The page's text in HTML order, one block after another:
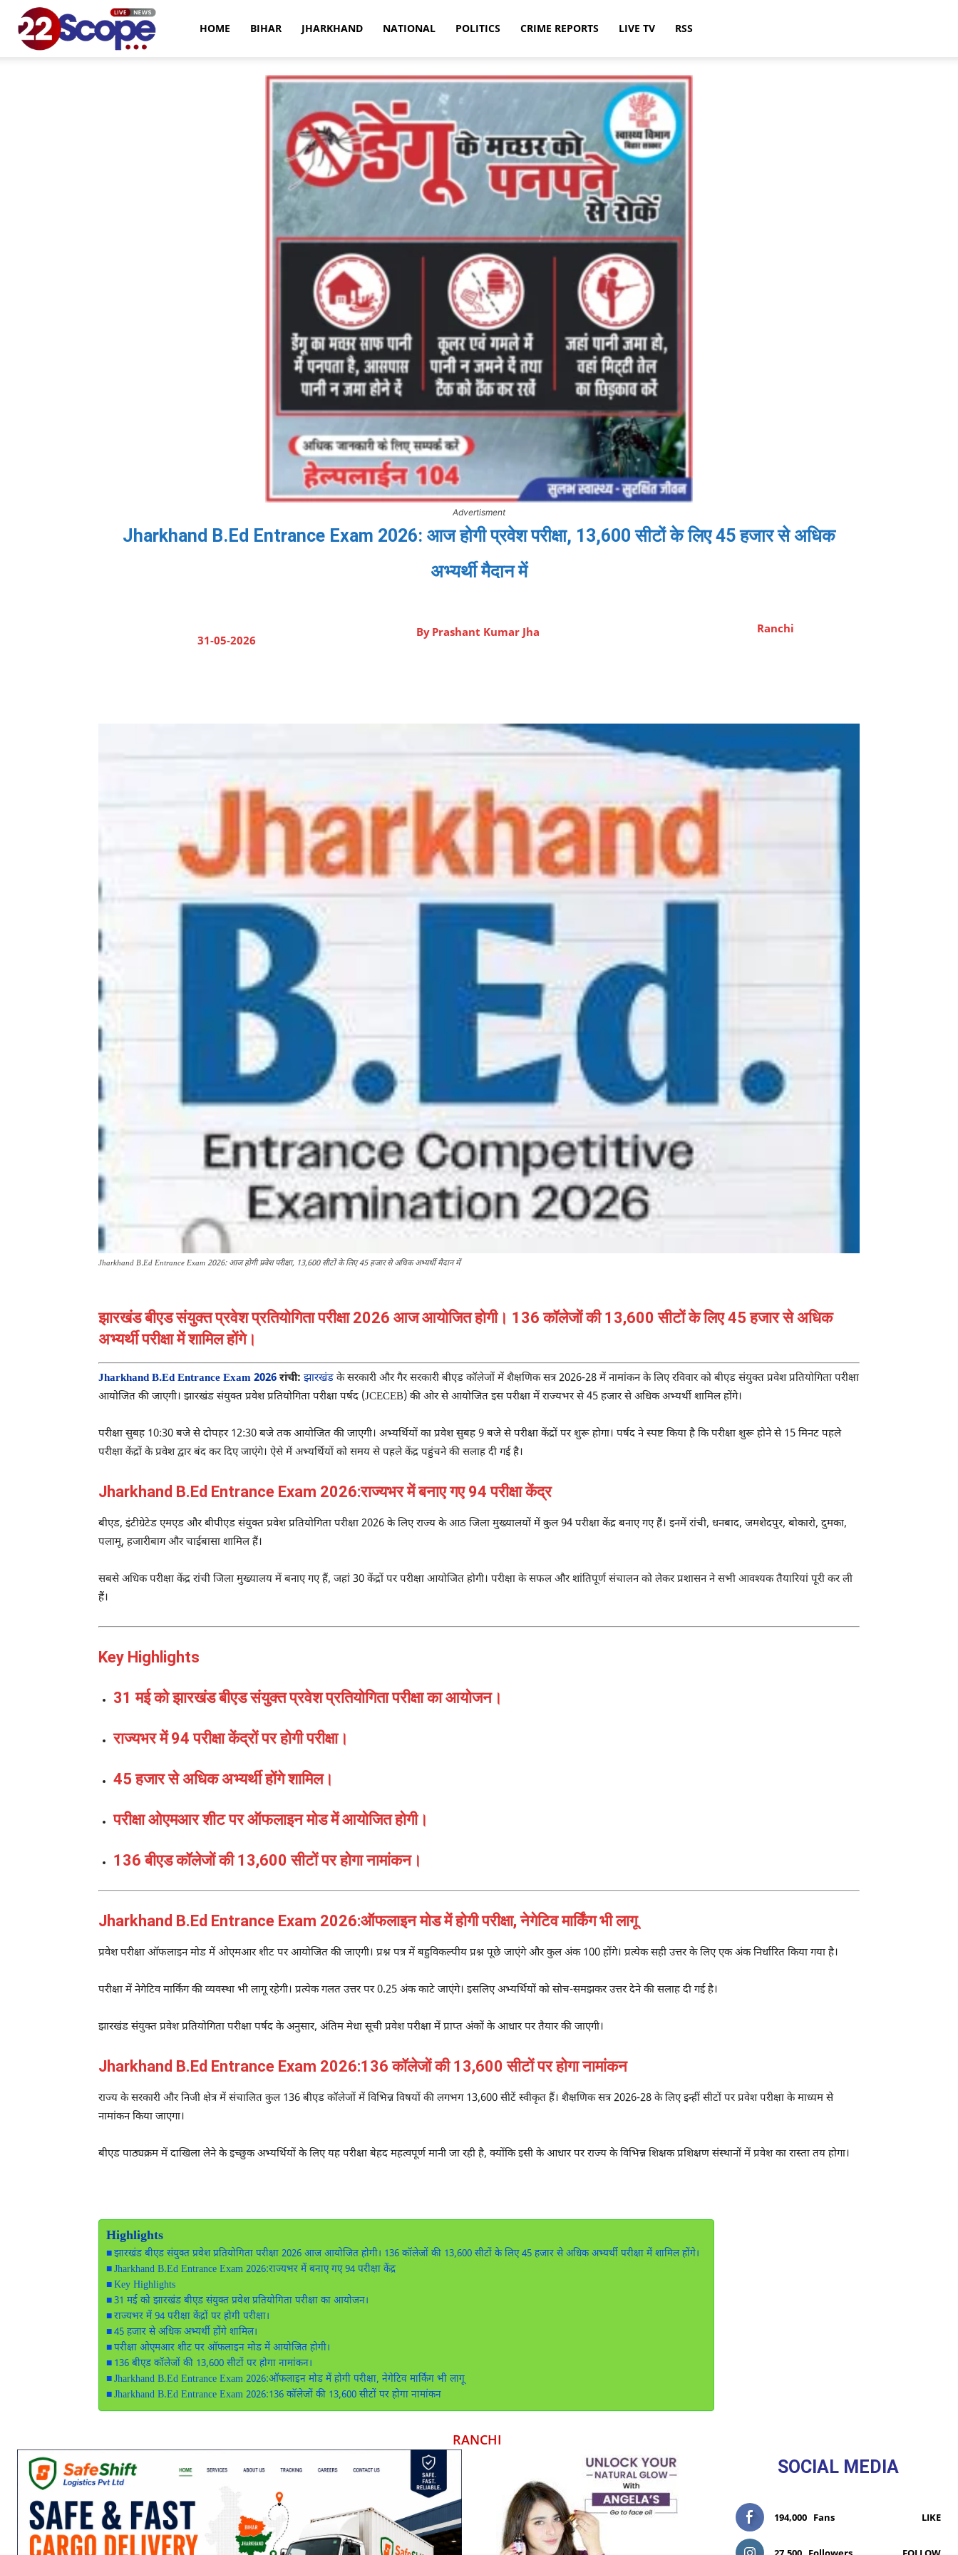
HOME BIHAR JHARKHAND NATIONAL POLITICS CRIME REPORTS LIVE TV RSS
Advertisment
Jharkhand B.Ed Entrance Exam 2026: आज होगी प्रवेश परीक्षा, 13,600 सीटों के लिए 45 हजार से अधिक
अभ्यर्थी मैदान में
31-05-2026
By Prashant Kumar Jha Ranchi
Jharkhand B.Ed Entrance Exam 2026: आज होगी प्रवेश परीक्षा, 13,600 सीटों के लिए 45 हजार से अधिक अभ्यर्थी मैदान में
झारखंड बीएड संयुक्त प्रवेश प्रतियोगिता परीक्षा 2026 आज आयोजित होगी। 136 कॉलेजों की 13,600 सीटों के लिए 45 हजार से अधिक
अभ्यर्थी परीक्षा में शामिल होंगे।
Jharkhand B.Ed Entrance Exam 2026 रांची: झारखंड के सरकारी और गैर सरकारी बीएड कॉलेजों में शैक्षणिक सत्र 2026-28 में नामांकन के लिए रविवार को बीएड संयुक्त प्रवेश प्रतियोगिता परीक्षा
आयोजित की जाएगी। झारखंड संयुक्त प्रवेश प्रतियोगिता परीक्षा पर्षद (JCECEB) की ओर से आयोजित इस परीक्षा में राज्यभर से 45 हजार से अधिक अभ्यर्थी शामिल होंगे।
परीक्षा सुबह 10:30 बजे से दोपहर 12:30 बजे तक आयोजित की जाएगी। अभ्यर्थियों का प्रवेश सुबह 9 बजे से परीक्षा केंद्रों पर शुरू होगा। पर्षद ने स्पष्ट किया है कि परीक्षा शुरू होने से 15 मिनट पहले
परीक्षा केंद्रों के प्रवेश द्वार बंद कर दिए जाएंगे। ऐसे में अभ्यर्थियों को समय से पहले केंद्र पहुंचने की सलाह दी गई है।
Jharkhand B.Ed Entrance Exam 2026:राज्यभर में बनाए गए 94 परीक्षा केंद्र
बीएड, इंटीग्रेटेड एमएड और बीपीएड संयुक्त प्रवेश प्रतियोगिता परीक्षा 2026 के लिए राज्य के आठ जिला मुख्यालयों में कुल 94 परीक्षा केंद्र बनाए गए हैं। इनमें रांची, धनबाद, जमशेदपुर, बोकारो, दुमका,
पलामू, हजारीबाग और चाईबासा शामिल हैं।
सबसे अधिक परीक्षा केंद्र रांची जिला मुख्यालय में बनाए गए हैं, जहां 30 केंद्रों पर परीक्षा आयोजित होगी। परीक्षा के सफल और शांतिपूर्ण संचालन को लेकर प्रशासन ने सभी आवश्यक तैयारियां पूरी कर ली
हैं।
Key Highlights
31 मई को झारखंड बीएड संयुक्त प्रवेश प्रतियोगिता परीक्षा का आयोजन।
राज्यभर में 94 परीक्षा केंद्रों पर होगी परीक्षा।
45 हजार से अधिक अभ्यर्थी होंगे शामिल।
परीक्षा ओएमआर शीट पर ऑफलाइन मोड में आयोजित होगी।
136 बीएड कॉलेजों की 13,600 सीटों पर होगा नामांकन।
Jharkhand B.Ed Entrance Exam 2026:ऑफलाइन मोड में होगी परीक्षा, नेगेटिव मार्किंग भी लागू
प्रवेश परीक्षा ऑफलाइन मोड में ओएमआर शीट पर आयोजित की जाएगी। प्रश्न पत्र में बहुविकल्पीय प्रश्न पूछे जाएंगे और कुल अंक 100 होंगे। प्रत्येक सही उत्तर के लिए एक अंक निर्धारित किया गया है।
परीक्षा में नेगेटिव मार्किंग की व्यवस्था भी लागू रहेगी। प्रत्येक गलत उत्तर पर 0.25 अंक काटे जाएंगे। इसलिए अभ्यर्थियों को सोच-समझकर उत्तर देने की सलाह दी गई है।
झारखंड संयुक्त प्रवेश प्रतियोगिता परीक्षा पर्षद के अनुसार, अंतिम मेधा सूची प्रवेश परीक्षा में प्राप्त अंकों के आधार पर तैयार की जाएगी।
Jharkhand B.Ed Entrance Exam 2026:136 कॉलेजों की 13,600 सीटों पर होगा नामांकन
राज्य के सरकारी और निजी क्षेत्र में संचालित कुल 136 बीएड कॉलेजों में विभिन्न विषयों की लगभग 13,600 सीटें स्वीकृत हैं। शैक्षणिक सत्र 2026-28 के लिए इन्हीं सीटों पर प्रवेश परीक्षा के माध्यम से
नामांकन किया जाएगा।
बीएड पाठ्यक्रम में दाखिला लेने के इच्छुक अभ्यर्थियों के लिए यह परीक्षा बेहद महत्वपूर्ण मानी जा रही है, क्योंकि इसी के आधार पर राज्य के विभिन्न शिक्षक प्रशिक्षण संस्थानों में प्रवेश का रास्ता तय होगा।
Highlights
झारखंड बीएड संयुक्त प्रवेश प्रतियोगिता परीक्षा 2026 आज आयोजित होगी। 136 कॉलेजों की 13,600 सीटों के लिए 45 हजार से अधिक अभ्यर्थी परीक्षा में शामिल होंगे।
Jharkhand B.Ed Entrance Exam 2026:राज्यभर में बनाए गए 94 परीक्षा केंद्र
Key Highlights
31 मई को झारखंड बीएड संयुक्त प्रवेश प्रतियोगिता परीक्षा का आयोजन।
राज्यभर में 94 परीक्षा केंद्रों पर होगी परीक्षा।
45 हजार से अधिक अभ्यर्थी होंगे शामिल।
परीक्षा ओएमआर शीट पर ऑफलाइन मोड में आयोजित होगी।
136 बीएड कॉलेजों की 13,600 सीटों पर होगा नामांकन।
Jharkhand B.Ed Entrance Exam 2026:ऑफलाइन मोड में होगी परीक्षा, नेगेटिव मार्किंग भी लागू
Jharkhand B.Ed Entrance Exam 2026:136 कॉलेजों की 13,600 सीटों पर होगा नामांकन
RANCHI
SOCIAL MEDIA
194,000 Fans LIKE